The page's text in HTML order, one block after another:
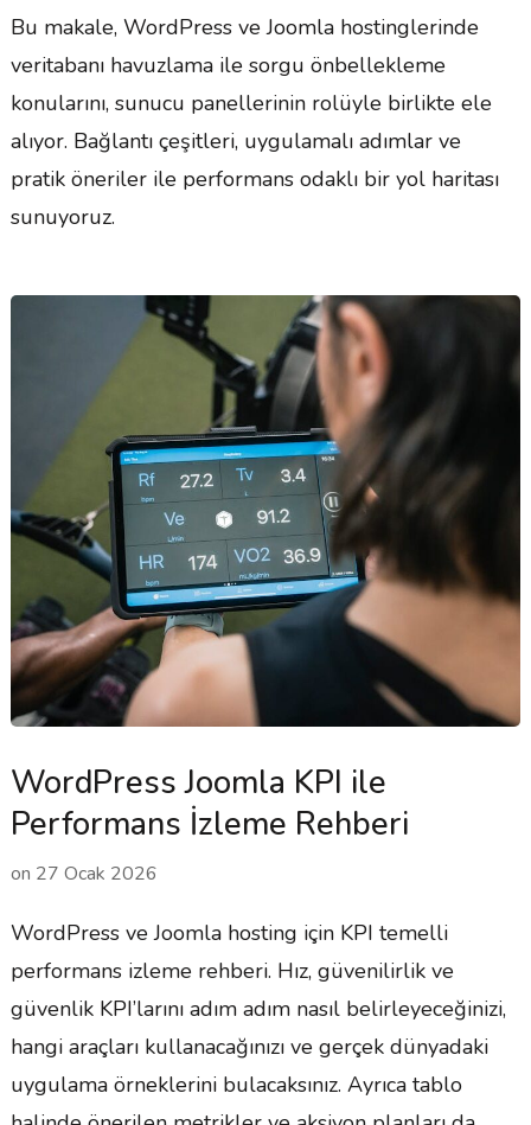
Bu makale, WordPress ve Joomla hostinglerinde
veritabanı havuzlama ile sorgu önbellekleme
konularını, sunucu panellerinin rolüyle birlikte ele
alıyor. Bağlantı çeşitleri, uygulamalı adımlar ve
pratik öneriler ile performans odaklı bir yol haritası
sunuyoruz.
WordPress Joomla KPI ile
Performans İzleme Rehberi
on 27 Ocak 2026
WordPress ve Joomla hosting için KPI temelli
performans izleme rehberi. Hız, güvenilirlik ve
güvenlik KPI’larını adım adım nasıl belirleyeceğinizi,
hangi araçları kullanacağınızı ve gerçek dünyadaki
uygulama örneklerini bulacaksınız. Ayrıca tablo